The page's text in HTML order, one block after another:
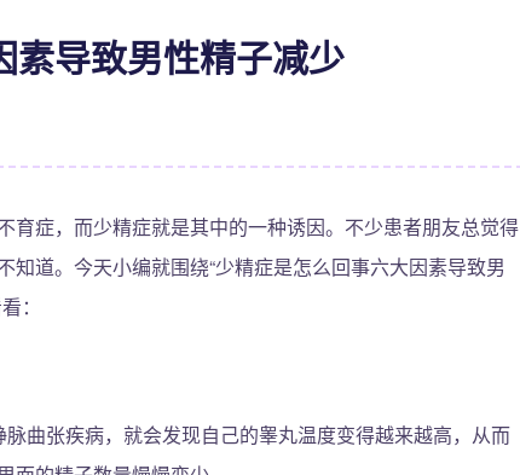
素导致男性精子减少
育症，而少精症就是其中的一种诱因。不少患者朋友总觉得
道。今天小编就围绕“少精症是怎么回事六大因素导致男
：
曲张疾病，就会发现自己的睾丸温度变得越来越高，从而